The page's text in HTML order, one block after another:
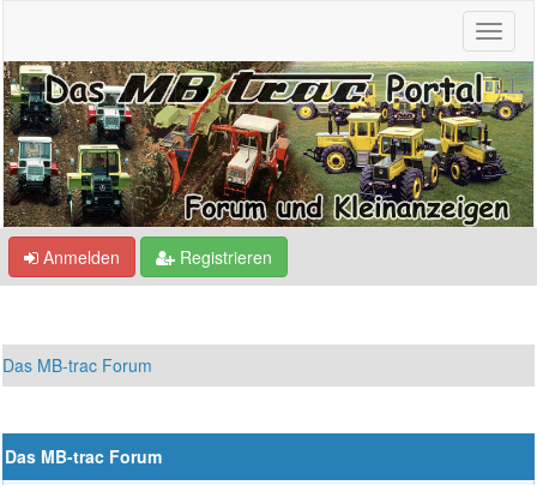
Anmelden Registrieren
Das MB-trac Forum
Das MB-trac Forum